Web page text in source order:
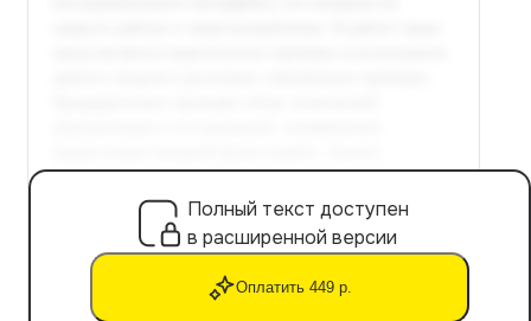
Полный текст доступен
в расширенной версии
Оплатить 449 р.